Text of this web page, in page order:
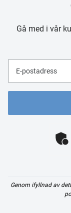
Gå med i vår
E-postadress
Genom ifyllnad av